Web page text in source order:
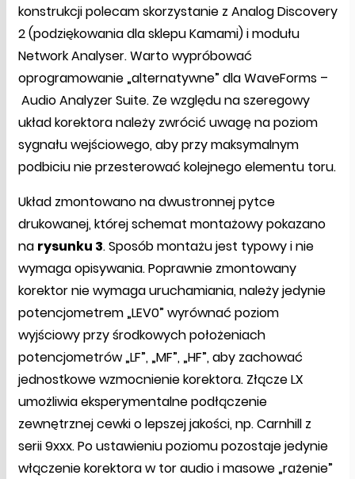
konstrukcji polecam skorzystanie z Analog Discovery
2 (podziękowania dla sklepu Kamami) i modułu
Network Analyser. Warto wypróbować
oprogramowanie „alternatywne” dla WaveForms –
Audio Analyzer Suite. Ze względu na szeregowy
układ korektora należy zwrócić uwagę na poziom
sygnału wejściowego, aby przy maksymalnym
podbiciu nie przesterować kolejnego elementu toru.
Układ zmontowano na dwustronnej pytce
drukowanej, której schemat montażowy pokazano
na rysunku 3. Sposób montażu jest typowy i nie
wymaga opisywania. Poprawnie zmontowany
korektor nie wymaga uruchamiania, należy jedynie
potencjometrem „LEV0” wyrównać poziom
wyjściowy przy środkowych położeniach
potencjometrów „LF”, „MF”, „HF”, aby zachować
jednostkowe wzmocnienie korektora. Złącze LX
umożliwia eksperymentalne podłączenie
zewnętrznej cewki o lepszej jakości, np. Carnhill z
serii 9xxx. Po ustawieniu poziomu pozostaje jedynie
włączenie korektora w tor audio i masowe „rażenie”